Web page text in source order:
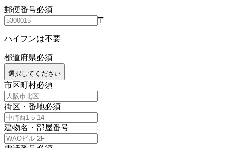
郵便番号必須
〒
ハイフンは不要
都道府県必須
選択してください
市区町村必須
街区・番地必須
建物名・部屋番号